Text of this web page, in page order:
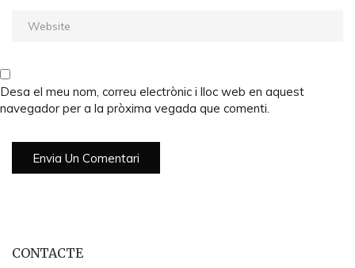
Desa el meu nom, correu electrònic i lloc web en aquest
navegador per a la pròxima vegada que comenti.
CONTACTE